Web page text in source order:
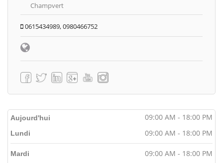
Champvert
0615434989, 0980466752
Aujourd'hui 09:00 AM - 18:00 PM
Lundi 09:00 AM - 18:00 PM
Mardi 09:00 AM - 18:00 PM